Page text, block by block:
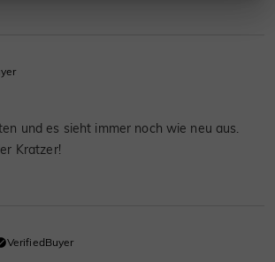
und es sieht immer noch wie neu aus.
Kratzer!
VerifiedBuyer